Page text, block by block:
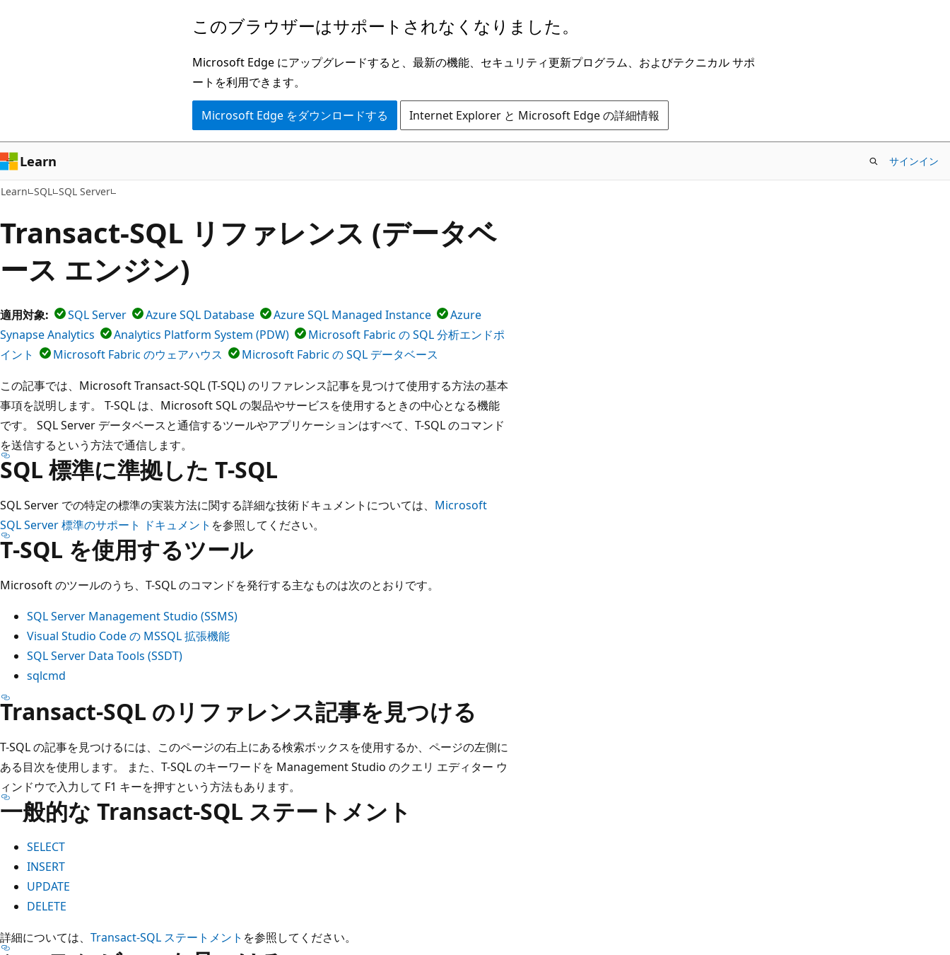
ン
ツ
に
ス
ッ
このブラウザーはサポートされなくなりました。
Microsoft Edge にアップグレードすると、最新の機能、セキュリティ更新プログラム、およびテクニカル サポ
ートを利用できます。
Microsoft Edge をダウンロードする Internet Explorer と Microsoft Edge の詳細情報
Learn サインイン
Learn SQL SQL Server
Transact-SQL リファレンス (データベ
ース エンジン)
適用対象: SQL Server Azure SQL Database Azure SQL Managed Instance
Azure
Synapse Analytics
Analytics Platform System (PDW)
Microsoft Fabric の SQL 分析エンドポ
イント
Microsoft Fabric のウェアハウス
Microsoft Fabric の SQL データベース
この記事では、Microsoft Transact-SQL (T-SQL) のリファレンス記事を見つけて使用する方法の基本
事項を説明します。 T-SQL は、Microsoft SQL の製品やサービスを使用するときの中心となる機能
です。 SQL Server データベースと通信するツールやアプリケーションはすべて、T-SQL のコマンド
を送信するという方法で通信します。
SQL 標準に準拠した T-SQL
SQL Server での特定の標準の実装方法に関する詳細な技術ドキュメントについては、 Microsoft
SQL Server 標準のサポート ドキュメント を参照してください。
T-SQL を使用するツール
Microsoft のツールのうち、T-SQL のコマンドを発行する主なものは次のとおりです。
SQL Server Management Studio (SSMS)
Visual Studio Code の MSSQL 拡張機能
SQL Server Data Tools (SSDT)
sqlcmd
Transact-SQL のリファレンス記事を見つける
T-SQL の記事を見つけるには、このページの右上にある検索ボックスを使用するか、ページの左側に
ある目次を使用します。 また、T-SQL のキーワードを Management Studio のクエリ エディター ウ
ィンドウで入力して F1 キーを押すという方法もあります。
一般的な Transact-SQL ステートメント
SELECT
INSERT
UPDATE
DELETE
詳細については、 Transact-SQL ステートメント を参照してください。